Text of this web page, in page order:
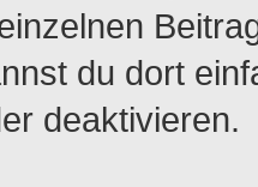
du dort
deaktivieren.